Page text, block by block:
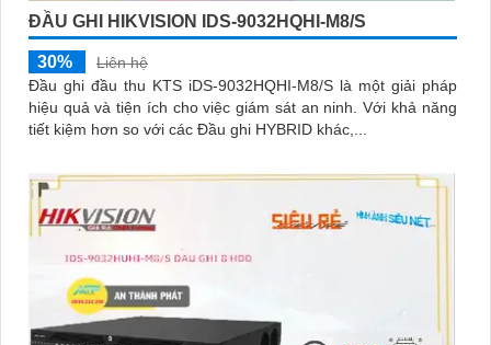
ĐẦU GHI HIKVISION IDS-9032HQHI-M8/S
30%
Liên hệ
Đầu ghi đầu thu KTS iDS-9032HQHI-M8/S là một giải pháp
hiệu quả và tiện ích cho việc giám sát an ninh. Với khả năng
tiết kiệm hơn so với các Đầu ghi HYBRID khác,...